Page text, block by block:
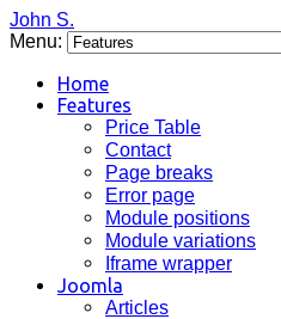
John S.
Menu:
Home
Features
Price Table
Contact
Page breaks
Error page
Module positions
Module variations
Iframe wrapper
Joomla
Articles